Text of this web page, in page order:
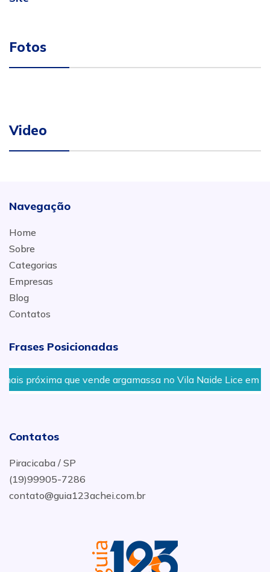
Fotos
Video
Navegação
Home
Sobre
Categorias
Empresas
Blog
Contatos
Frases Posicionadas
próxima que vende argamassa no Vila Naide Lice em
Contatos
Piracicaba / SP
(19)99905-7286
contato@guia123achei.com.br